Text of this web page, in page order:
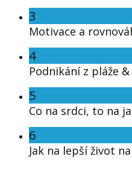
3
Motivace a
4
Podnikání z pláže
5
Co na srdci, to na
6
Jak na lepší život